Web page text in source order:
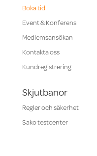
Boka tid
Event & Konferens
Medlemsansökan
Kontakta oss
Kundregistrering
Skjutbanor
Regler och säkerhet
Sako testcenter